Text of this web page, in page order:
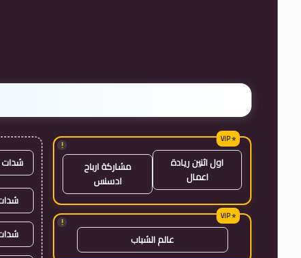
!
اول اثنين ريادة
اعمال
مشاركة ارباح
ادسنس
!
عالم الشباب
شدات